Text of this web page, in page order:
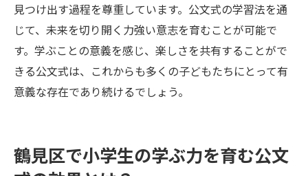
見つけ出す過程を尊重しています。公文式の学習法を通
じて、未来を切り開く力強い意志を育むことが可能で
す。学ぶことの意義を感じ、楽しさを共有することがで
きる公文式は、これからも多くの子どもたちにとって有
意義な存在であり続けるでしょう。
鶴見区で小学生の学ぶ力を育む公文